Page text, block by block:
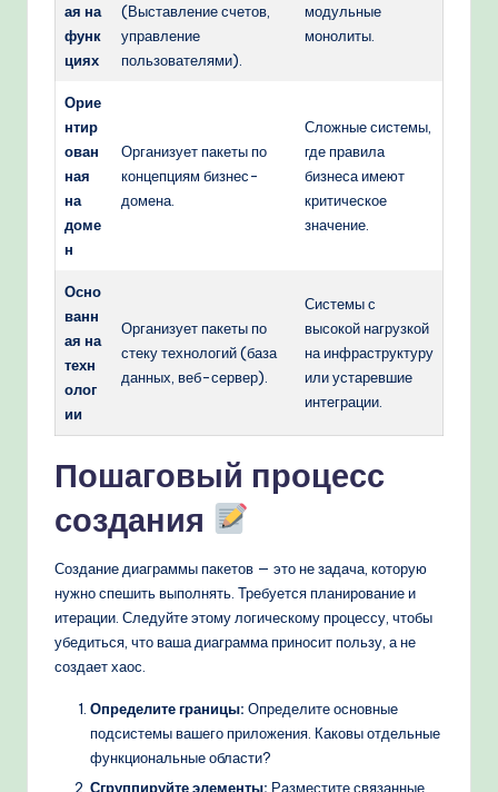
ая на
функ
циях
(Выставление счетов,
управление
пользователями).
модульные
монолиты.
Орие
нтир
ован
ная
на
доме
н
Организует пакеты по
концепциям бизнес-
домена.
Сложные системы,
где правила
бизнеса имеют
критическое
значение.
Осно
ванн
ая на
техн
олог
ии
Организует пакеты по
стеку технологий (база
данных, веб-сервер).
Системы с
высокой нагрузкой
на инфраструктуру
или устаревшие
интеграции.
Пошаговый процесс
создания
Создание диаграммы пакетов — это не задача, которую
нужно спешить выполнять. Требуется планирование и
итерации. Следуйте этому логическому процессу, чтобы
убедиться, что ваша диаграмма приносит пользу, а не
создает хаос.
Определите границы: Определите основные
подсистемы вашего приложения. Каковы отдельные
функциональные области?
Сгруппируйте элементы: Разместите связанные